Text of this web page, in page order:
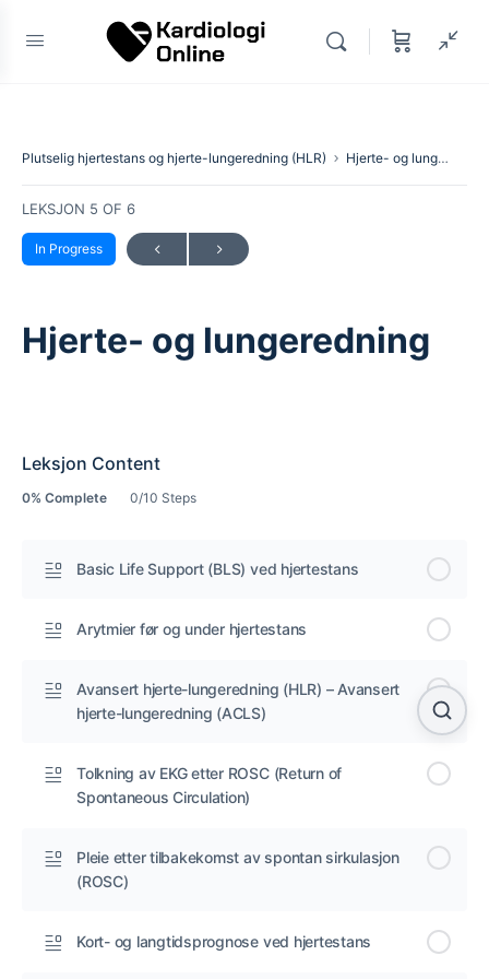
Plutselig hjertestans og hjerte-lungeredning (HLR) Hjerte- og lungeredning
LEKSJON 5 OF 6
In Progress
Hjerte- og lungeredning
Leksjon Content
0% Complete 0/10 Steps
Basic Life Support (BLS) ved hjertestans
Arytmier før og under hjertestans
Avansert hjerte-lungeredning (HLR) – Avansert
hjerte-lungeredning (ACLS)
Tolkning av EKG etter ROSC (Return of
Spontaneous Circulation)
Pleie etter tilbakekomst av spontan sirkulasjon
(ROSC)
Kort- og langtidsprognose ved hjertestans